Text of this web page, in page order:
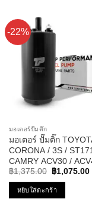
-22%
มอเตอร์ปั๊มติ๊ก
มอเตอร์ ปั๊มติ๊ก
CORONA / 3S /
CAMRY ACV30 /
PERFORMANCE
003 – ปั้มติ๊ก แคมรี่
฿1,375.00
Original
was:
฿1,375.00.
฿1,075.00
หยิบใส่ตะกร้า